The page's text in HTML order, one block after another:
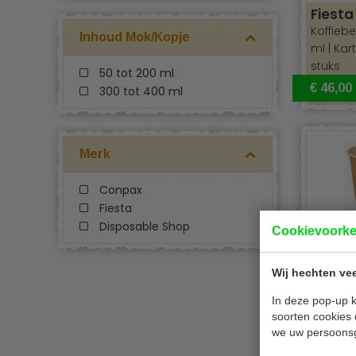
Wij hechten
In deze pop-up
soorten cookies
we uw
Inhoud Mok/Kopje
50 tot 200 ml
300 tot 400 ml
Merk
Conpax
Fiesta
Disposable Shop
ml |
stuks
€ 46,00
DS
look |
1000